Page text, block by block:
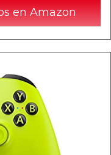
en Amazon